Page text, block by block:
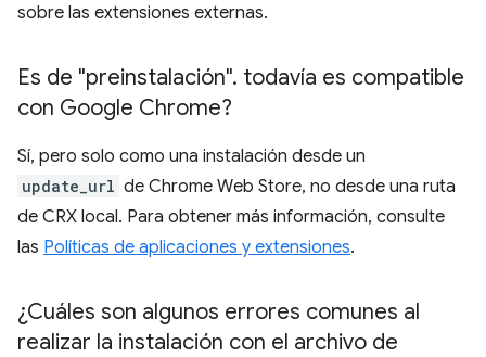
sobre las extensiones externas.
Es de "preinstalación". todavía es compatible
con Google Chrome?
Sí, pero solo como una instalación desde un
update_url de Chrome Web Store, no desde una ruta
de CRX local. Para obtener más información, consulte
las Políticas de aplicaciones y extensiones.
¿Cuáles son algunos errores comunes al
realizar la instalación con el archivo de